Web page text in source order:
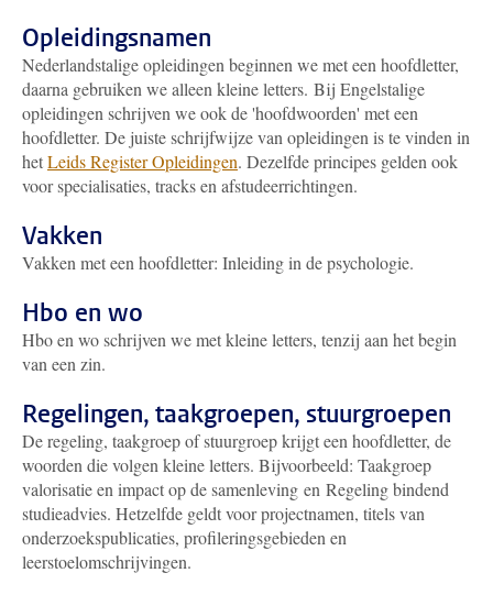
Opleidingsnamen
Nederlandstalige opleidingen beginnen we met een hoofdletter,
daarna gebruiken we alleen kleine letters. Bij Engelstalige
opleidingen schrijven we ook de 'hoofdwoorden' met een
hoofdletter. De juiste schrijfwijze van opleidingen is te vinden in
hetLeids Register Opleidingen. Dezelfde principes gelden ook
voor specialisaties, tracks en afstudeerrichtingen.
Vakken
Vakken met een hoofdletter: Inleiding in de psychologie.
Hbo en wo
Hbo en wo schrijven we met kleine letters, tenzij aan het begin
van een zin.
Regelingen, taakgroepen, stuurgroepen
De regeling, taakgroep of stuurgroep krijgt een hoofdletter, de
woorden die volgen kleine letters. Bijvoorbeeld: Taakgroep
valorisatie en impact op de samenleving en Regeling bindend
studieadvies. Hetzelfde geldt voor projectnamen, titels van
onderzoekspublicaties, profileringsgebieden en
leerstoelomschrijvingen.